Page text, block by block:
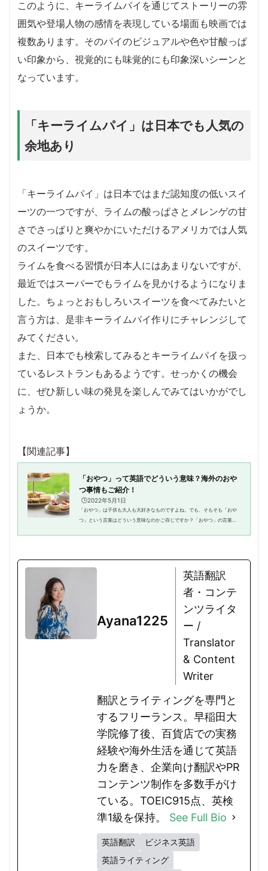
このように、キーライムパイを通じてストーリーの雰
囲気や登場人物の感情を表現している場面も映画では
複数あります。そのパイのビジュアルや色や甘酸っぱ
い印象から、視覚的にも味覚的にも印象深いシーンと
なっています。
「キーライムパイ」は日本でも人気の
余地あり
「キーライムパイ」は日本ではまだ認知度の低いスイ
ーツの一つですが、ライムの酸っぱさとメレンゲの甘
さでさっぱりと爽やかにいただけるアメリカでは人気
のスイーツです。
ライムを食べる習慣が日本人にはあまりないですが、
最近ではスーパーでもライムを見かけるようになりま
した。ちょっとおもしろいスイーツを食べてみたいと
言う方は、是非キーライムパイ作りにチャレンジして
みてください。
また、日本でも検索してみるとキーライムパイを扱っ
ているレストランもあるようです。せっかくの機会
に、ぜひ新しい味の発見を楽しんでみてはいかがでし
ょうか。
【関連記事】
「おやつ」って英語でどういう意味？海外のおや
つ事情もご紹介！
🕒️2022年5月1日
「おやつ」は子供も大人も大好きなものですよね。でも、そもそも「おや
つ」という言葉はどういう意味なのかご存じですか？「おやつ」の言葉の
Ayana1225
英語翻訳
者・コンテ
ンツライタ
ー /
Translator
& Content
Writer
翻訳とライティングを専門と
するフリーランス。早稲田大
学院修了後、百貨店での実務
経験や海外生活を通じて英語
力を磨き、企業向け翻訳やPR
コンテンツ制作を多数手がけ
ている。TOEIC915点、英検
準1級を保持。 See Full Bio
英語翻訳
ビジネス英語
英語ライティング